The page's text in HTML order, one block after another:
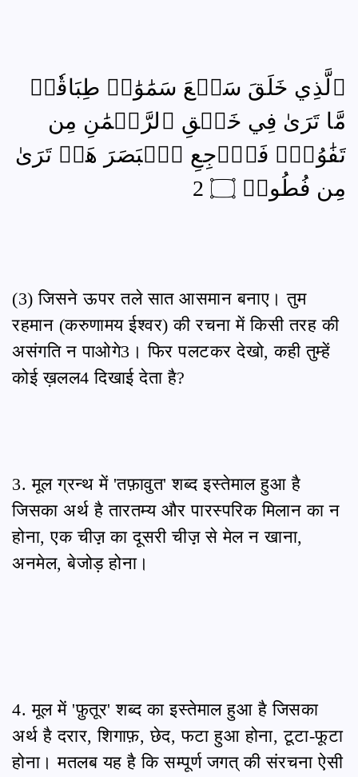
ٱلَّذِي خَلَقَ سَبۡعَ سَمَٰوَٰتٖ طِبَاقٗاۖ
مَّا تَرَىٰ فِي خَلۡقِ ٱلرَّحۡمَٰنِ مِن
تَفَٰوُتٖۖ فَٱرۡجِعِ ٱلۡبَصَرَ هَلۡ تَرَىٰ
مِن فُطُورٖ ۝ 2
(3) जिसने ऊपर तले सात आसमान बनाए। तुम
रहमान (करुणामय ईश्वर) की रचना में किसी तरह की
असंगति न पाओगे3। फिर पलटकर देखो, कही तुम्हें
कोई ख़लल4 दिखाई देता है?
3. मूल ग्रन्थ में 'तफ़ावुत' शब्द इस्तेमाल हुआ है
जिसका अर्थ है तारतम्य और पारस्परिक मिलान का न
होना, एक चीज़़ का दूसरी चीज़़ से मेल न खाना,
अनमेल, बेजोड़ होना।
4. मूल में 'फ़ुतूर' शब्द का इस्तेमाल हुआ है जिसका
अर्थ है दरार, शिगाफ़, छेद, फटा हुआ होना, टूटा-फूटा
होना। मतलब यह है कि सम्पूर्ण जगत् की संरचना ऐसी